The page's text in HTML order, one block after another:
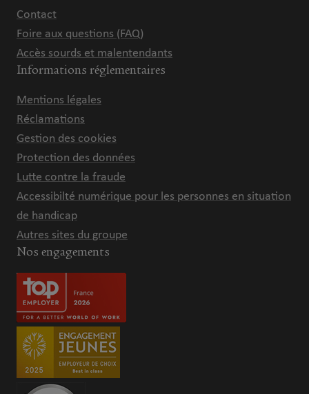
Contact
Foire aux questions (FAQ)
Accès sourds et malentendants
Informations réglementaires
Mentions légales
Réclamations
Gestion des cookies
Protection des données
Lutte contre la fraude
Accessibilté numérique pour les personnes en situation
de handicap
Autres sites du groupe
Nos engagements